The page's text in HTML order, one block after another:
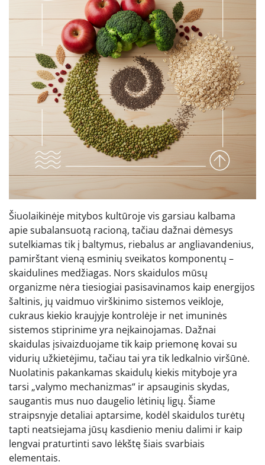
Šiuolaikinėje mitybos kultūroje vis garsiau kalbama
apie subalansuotą racioną, tačiau dažnai dėmesys
sutelkiamas tik į baltymus, riebalus ar angliavandenius,
pamirštant vieną esminių sveikatos komponentų –
skaidulines medžiagas. Nors skaidulos mūsų
organizme nėra tiesiogiai pasisavinamos kaip energijos
šaltinis, jų vaidmuo virškinimo sistemos veikloje,
cukraus kiekio kraujyje kontrolėje ir net imuninės
sistemos stiprinime yra neįkainojamas. Dažnai
skaidulas įsivaizduojame tik kaip priemonę kovai su
vidurių užkietėjimu, tačiau tai yra tik ledkalnio viršūnė.
Nuolatinis pakankamas skaidulų kiekis mityboje yra
tarsi „valymo mechanizmas“ ir apsauginis skydas,
saugantis mus nuo daugelio lėtinių ligų. Šiame
straipsnyje detaliai aptarsime, kodėl skaidulos turėtų
tapti neatsiejama jūsų kasdienio meniu dalimi ir kaip
lengvai praturtinti savo lėkštę šiais svarbiais
elementais.